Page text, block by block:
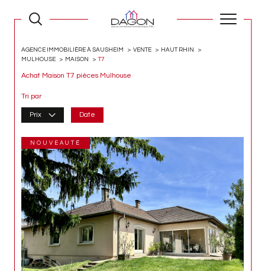
AGENCE IMMOBILIÈRE À SAUSHEIM VENTE
HAUT RHIN
MULHOUSE
MAISON T7
Achat Maison T7 pièces Mulhouse
Tri par
Prix Date
NOUVEAUTÉ